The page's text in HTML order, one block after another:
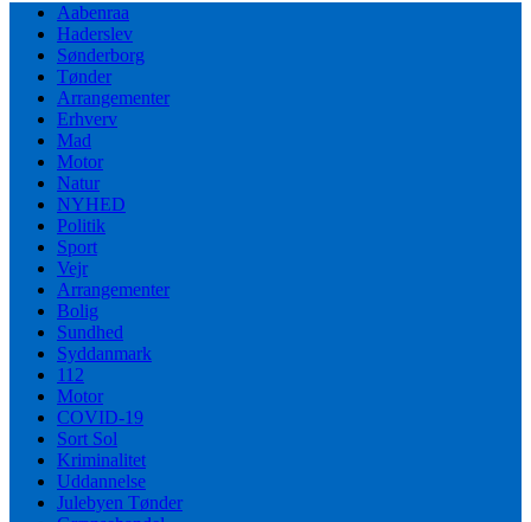
Aabenraa
Haderslev
Sønderborg
Tønder
Arrangementer
Erhverv
Mad
Motor
Natur
NYHED
Politik
Sport
Vejr
Arrangementer
Bolig
Sundhed
Syddanmark
112
Motor
COVID-19
Sort Sol
Kriminalitet
Uddannelse
Julebyen Tønder